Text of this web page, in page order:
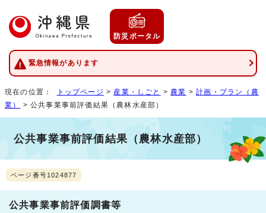
防災ポータル
緊急情報があります
現在の位置： トップページ > 産業・しごと > 農業 >計画・プラン（農
業）
> 公共事業事前評価結果（農林水産部）
公共事業事前評価結果（農林水産部）
ページ番号1024877
公共事業事前評価調書等